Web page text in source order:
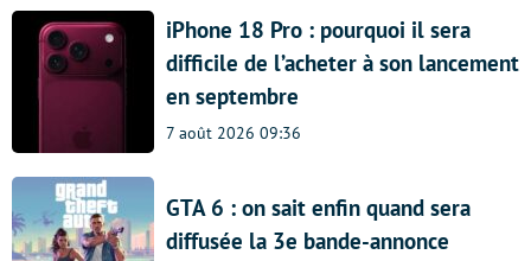
iPhone 18 Pro : pourquoi il sera
difficile de l’acheter à son lancement
en septembre
7 août 2026 09:36
GTA 6 : on sait enfin quand sera
diffusée la 3e bande-annonce